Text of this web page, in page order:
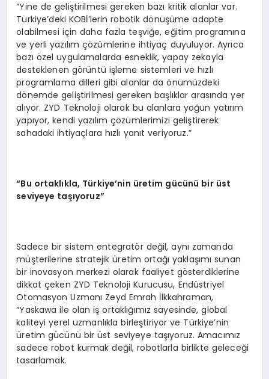
“Yine de geliştirilmesi gereken bazı kritik alanlar var.
Türkiye’deki KOBİ’lerin robotik dönüşüme adapte
olabilmesi için daha fazla teşviğe, eğitim programına
ve yerli yazılım çözümlerine ihtiyaç duyuluyor. Ayrıca
bazı özel uygulamalarda esneklik, yapay zekayla
desteklenen görüntü işleme sistemleri ve hızlı
programlama dilleri gibi alanlar da önümüzdeki
dönemde geliştirilmesi gereken başlıklar arasında yer
alıyor. ZYD Teknoloji olarak bu alanlara yoğun yatırım
yapıyor, kendi yazılım çözümlerimizi geliştirerek
sahadaki ihtiyaçlara hızlı yanıt veriyoruz.”
“Bu ortaklıkla, Türkiye’nin üretim gücünü bir üst
seviyeye taşıyoruz”
Sadece bir sistem entegratör değil, aynı zamanda
müşterilerine stratejik üretim ortağı yaklaşımı sunan
bir inovasyon merkezi olarak faaliyet gösterdiklerine
dikkat çeken ZYD Teknoloji Kurucusu, Endüstriyel
Otomasyon Uzmanı Zeyd Emrah İlkkahraman,
“Yaskawa ile olan iş ortaklığımız sayesinde, global
kaliteyi yerel uzmanlıkla birleştiriyor ve Türkiye’nin
üretim gücünü bir üst seviyeye taşıyoruz. Amacımız
sadece robot kurmak değil, robotlarla birlikte geleceği
tasarlamak.